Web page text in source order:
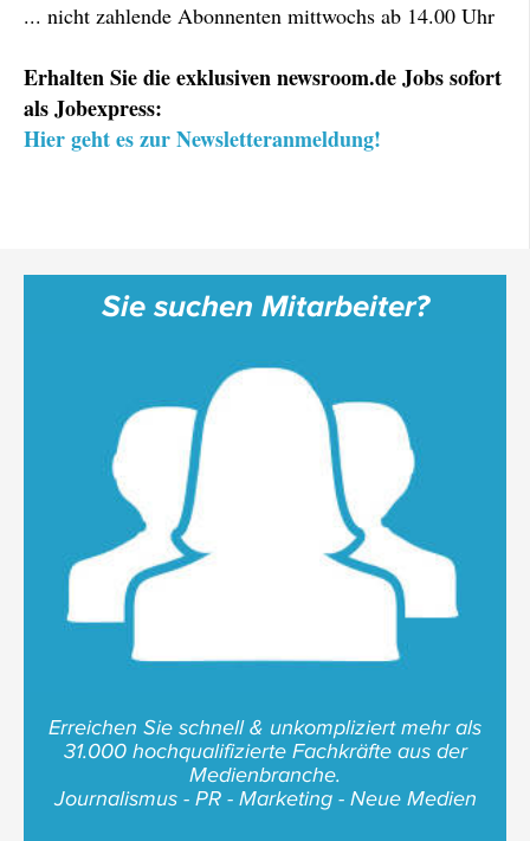
... nicht zahlende Abonnenten mittwochs ab 14.00 Uhr
Erhalten Sie die exklusiven newsroom.de Jobs sofort
als Jobexpress:
Hier geht es zur Newsletteranmeldung!
Sie suchen Mitarbeiter?
Erreichen Sie schnell & unkompliziert mehr als
31.000 hochqualifizierte Fachkräfte aus der
Medienbranche.
Journalismus - PR - Marketing - Neue Medien